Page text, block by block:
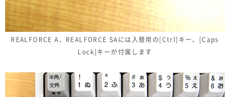
REALFORCE A、REALFORCE SAには入替用の[Ctrl]キー、[Caps
Lock]キーが付属します